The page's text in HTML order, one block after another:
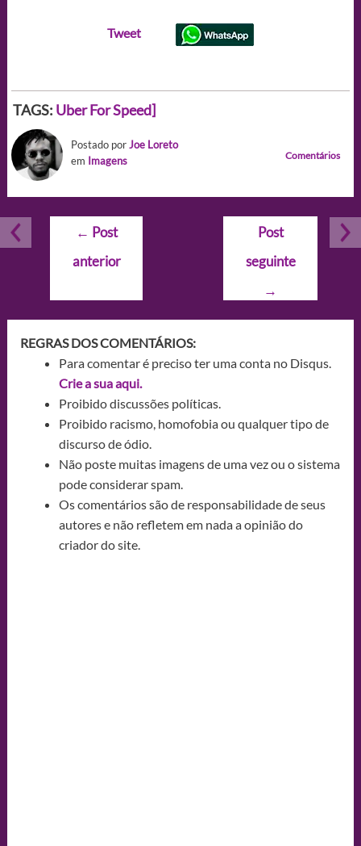
Tweet
TAGS: Uber For Speed]
Postado porJoe Loreto
em Imagens Comentários
Navegação
Post
← Post
anterior
Post
seguinte
→
REGRAS DOS COMENTÁRIOS:
Para comentar é preciso ter uma conta no Disqus.
Crie a sua aqui.
Proibido discussões políticas.
Proibido racismo, homofobia ou qualquer tipo de
discurso de ódio.
Não poste muitas imagens de uma vez ou o sistema
pode considerar spam.
Os comentários são de responsabilidade de seus
autores e não refletem em nada a opinião do
criador do site.